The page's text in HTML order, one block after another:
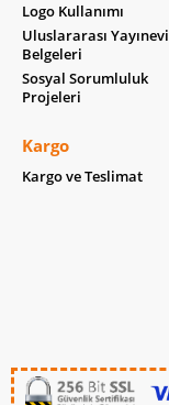
Logo Kullanımı
Uluslararası Yayınevi
Belgeleri
Sosyal Sorumluluk
Projeleri
Kargo
Kargo ve Teslimat